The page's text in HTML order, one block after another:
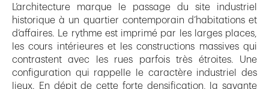
L’architecture marque le passage du site industriel
historique à un quartier contemporain d’habitations et
d’affaires. Le rythme est imprimé par les larges places,
les cours intérieures et les constructions massives qui
contrastent avec les rues parfois très étroites. Une
configuration qui rappelle le caractère industriel des
lieux. En dépit de cette forte densification, la savante